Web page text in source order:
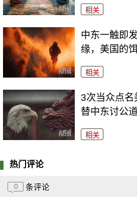
相关
中东一触即
缘，美国的
相关
3次当众点名
替中东讨公道
相关
热门评论
0 条评论